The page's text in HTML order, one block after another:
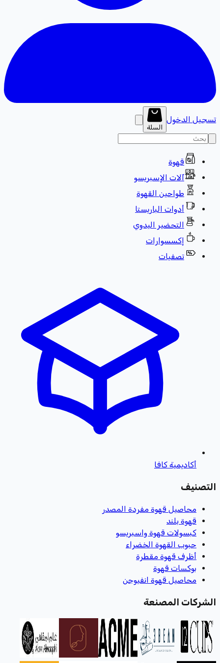
تسجيل الدخول
السلة
قهوة
آلات الإسبريسو
طواحين القهوة
أدوات الباريستا
التحضير اليدوي
إكسسوارات
تصفيات
أكاديمية كافا
التصنيف
محاصيل قهوة مفردة المصدر
قهوة بلند
كبسولات قهوة واسبريسو
حبوب القهوة الخضراء
أظرف قهوة مقطرة
بوكسات قهوة
محاصيل قهوة انفيوجن
الشركات المصنعة